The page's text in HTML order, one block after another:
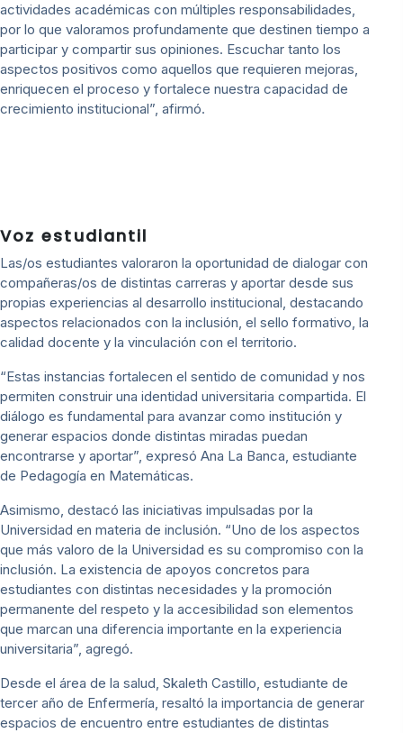
actividades académicas con múltiples responsabilidades,
por lo que valoramos profundamente que destinen tiempo a
participar y compartir sus opiniones. Escuchar tanto los
aspectos positivos como aquellos que requieren mejoras,
enriquecen el proceso y fortalece nuestra capacidad de
crecimiento institucional”, afirmó.
Voz estudiantil
Las/os estudiantes valoraron la oportunidad de dialogar con
compañeras/os de distintas carreras y aportar desde sus
propias experiencias al desarrollo institucional, destacando
aspectos relacionados con la inclusión, el sello formativo, la
calidad docente y la vinculación con el territorio.
“Estas instancias fortalecen el sentido de comunidad y nos
permiten construir una identidad universitaria compartida. El
diálogo es fundamental para avanzar como institución y
generar espacios donde distintas miradas puedan
encontrarse y aportar”, expresó Ana La Banca, estudiante
de Pedagogía en Matemáticas.
Asimismo, destacó las iniciativas impulsadas por la
Universidad en materia de inclusión. “Uno de los aspectos
que más valoro de la Universidad es su compromiso con la
inclusión. La existencia de apoyos concretos para
estudiantes con distintas necesidades y la promoción
permanente del respeto y la accesibilidad son elementos
que marcan una diferencia importante en la experiencia
universitaria”, agregó.
Desde el área de la salud, Skaleth Castillo, estudiante de
tercer año de Enfermería, resaltó la importancia de generar
espacios de encuentro entre estudiantes de distintas